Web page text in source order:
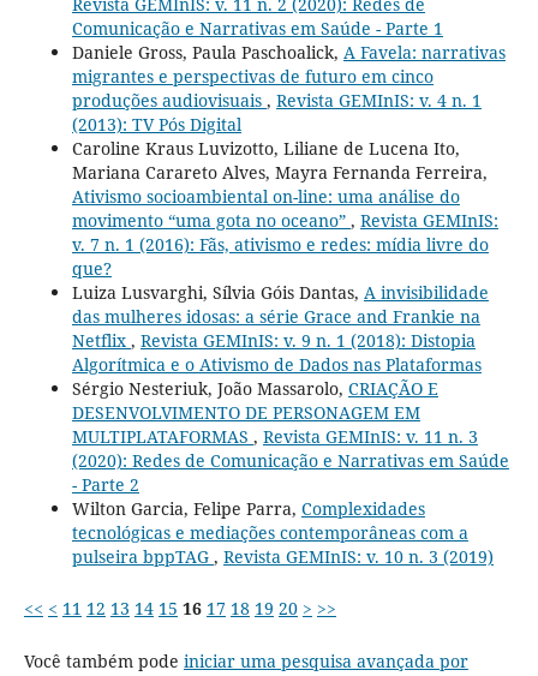
Revista GEMInIS: v. 11 n. 2 (2020): Redes de
Comunicação e Narrativas em Saúde - Parte 1
Daniele Gross, Paula Paschoalick, A Favela: narrativas
migrantes e perspectivas de futuro em cinco
produções audiovisuais , Revista GEMInIS: v. 4 n. 1
(2013): TV Pós Digital
Caroline Kraus Luvizotto, Liliane de Lucena Ito,
Mariana Carareto Alves, Mayra Fernanda Ferreira,
Ativismo socioambiental on-line: uma análise do
movimento “uma gota no oceano” , Revista GEMInIS:
v. 7 n. 1 (2016): Fãs, ativismo e redes: mídia livre do
que?
Luiza Lusvarghi, Sílvia Góis Dantas, A invisibilidade
das mulheres idosas: a série Grace and Frankie na
Netflix , Revista GEMInIS: v. 9 n. 1 (2018): Distopia
Algorítmica e o Ativismo de Dados nas Plataformas
Sérgio Nesteriuk, João Massarolo, CRIAÇÃO E
DESENVOLVIMENTO DE PERSONAGEM EM
MULTIPLATAFORMAS , Revista GEMInIS: v. 11 n. 3
(2020): Redes de Comunicação e Narrativas em Saúde
- Parte 2
Wilton Garcia, Felipe Parra, Complexidades
tecnológicas e mediações contemporâneas com a
pulseira bppTAG , Revista GEMInIS: v. 10 n. 3 (2019)
<< < 11 12 13 14 15 16 17 18 19 20 > >>
Você também pode iniciar uma pesquisa avançada por